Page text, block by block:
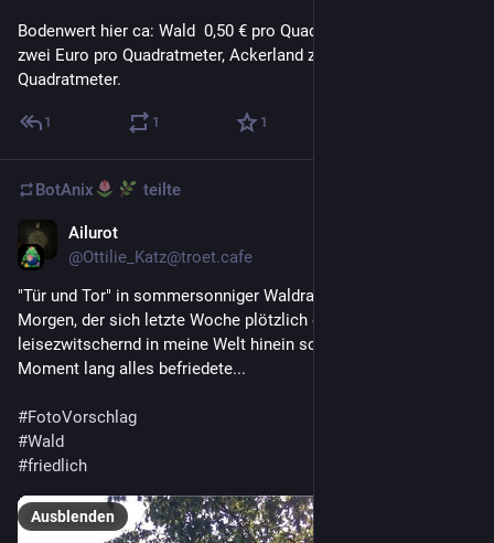
Bodenwert hier ca: Wald  0,50 € pro Quadratmeter, Grünland
zwei Euro pro Quadratmeter, Ackerland zehn Euro pro
Quadratmeter.
1 1 1
BotAnix teilte
Ailurot
@Ottilie_Katz@troet.cafe
"Tür und Tor" in sommersonniger Waldrandlage an einem
Morgen, der sich letzte Woche plötzlich ganz windstill und
leisezwitschernd in meine Welt hinein schlich und einen
Moment lang alles befriedete...
#FotoVorschlag
#Wald
#friedlich
Ausblenden